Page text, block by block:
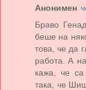
Анонимен
Браво
беше на
това, че да
работа. А
кажа, че
така, че